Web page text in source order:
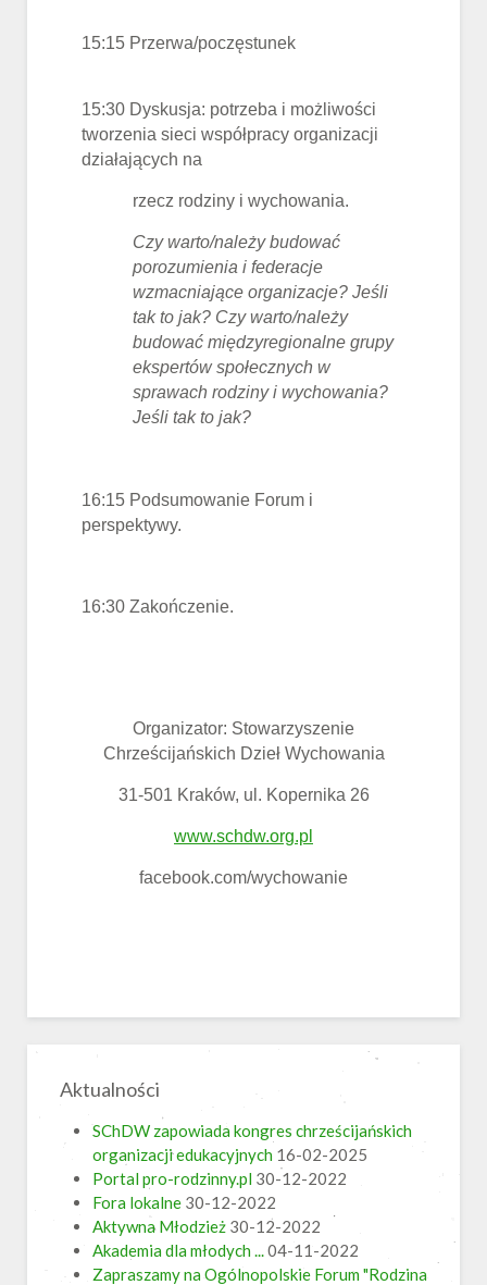
15:15 Przerwa/poczęstunek
15:30 Dyskusja: potrzeba i możliwości
tworzenia sieci współpracy organizacji
działających na
rzecz rodziny i wychowania.
Czy warto/należy budować
porozumienia i federacje
wzmacniające organizacje? Jeśli
tak to jak? Czy warto/należy
budować międzyregionalne grupy
ekspertów społecznych w
sprawach rodziny i wychowania?
Jeśli tak to jak?
16:15 Podsumowanie Forum i
perspektywy.
16:30 Zakończenie.
Organizator: Stowarzyszenie
Chrześcijańskich Dzieł Wychowania
31-501 Kraków, ul. Kopernika 26
www.schdw.org.pl
facebook.com/wychowanie
Aktualności
SChDW zapowiada kongres chrześcijańskich
organizacji edukacyjnych 16-02-2025
Portal pro-rodzinny.pl 30-12-2022
Fora lokalne 30-12-2022
Aktywna Młodzież 30-12-2022
Akademia dla młodych ...04-11-2022
Zapraszamy na Ogólnopolskie Forum "Rodzina